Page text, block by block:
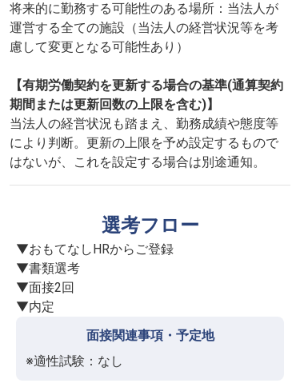
将来的に勤務する可能性のある場所：当法人が
運営する全ての施設（当法人の経営状況等を考
慮して変更となる可能性あり）
【有期労働契約を更新する場合の基準(通算契約
期間または更新回数の上限を含む)】
当法人の経営状況も踏まえ、勤務成績や態度等
により判断。更新の上限を予め設定するもので
はないが、これを設定する場合は別途通知。
選考フロー
▼おもてなしHRからご登録
▼書類選考
▼面接2回
▼内定
面接関連事項・予定地
※適性試験：なし